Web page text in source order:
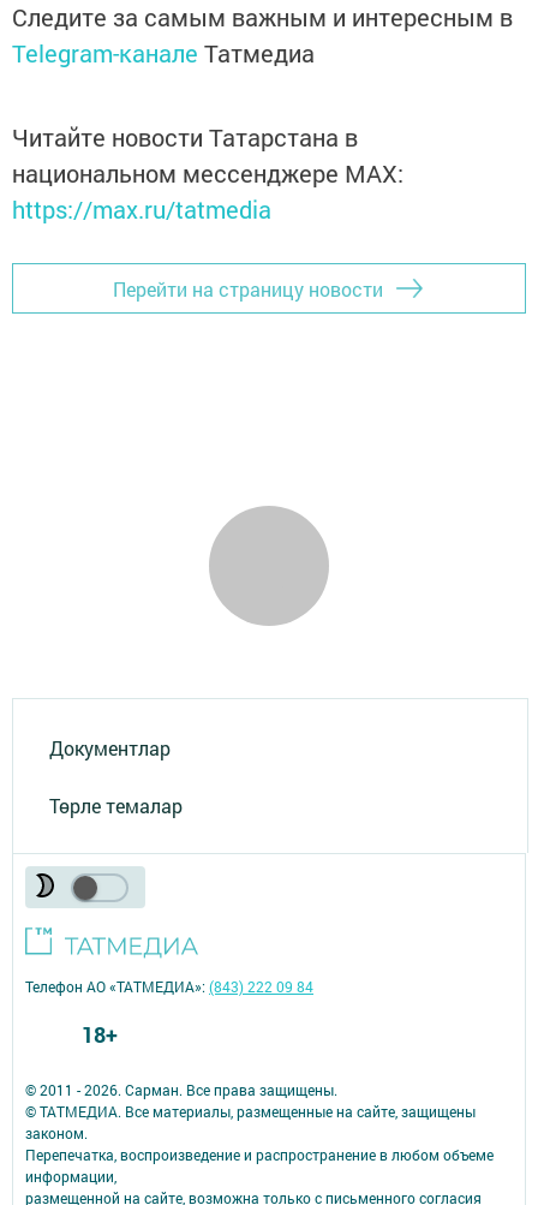
Следите за самым важным и интересным в
Telegram-канале Татмедиа
Читайте новости Татарстана в
национальном мессенджере MАХ:
https://max.ru/tatmedia
Перейти на страницу новости
Документлар
Төрле темалар
© 2011 - 2026. Сарман. Все права защищены.
© ТАТМЕДИА. Все материалы, размещенные на сайте, защищены
законом.
Перепечатка, воспроизведение и распространение в любом объеме
информации,
размещенной на сайте, возможна только с письменного согласия
Телефон АО «ТАТМЕДИА»:(843) 222 09 84
18+